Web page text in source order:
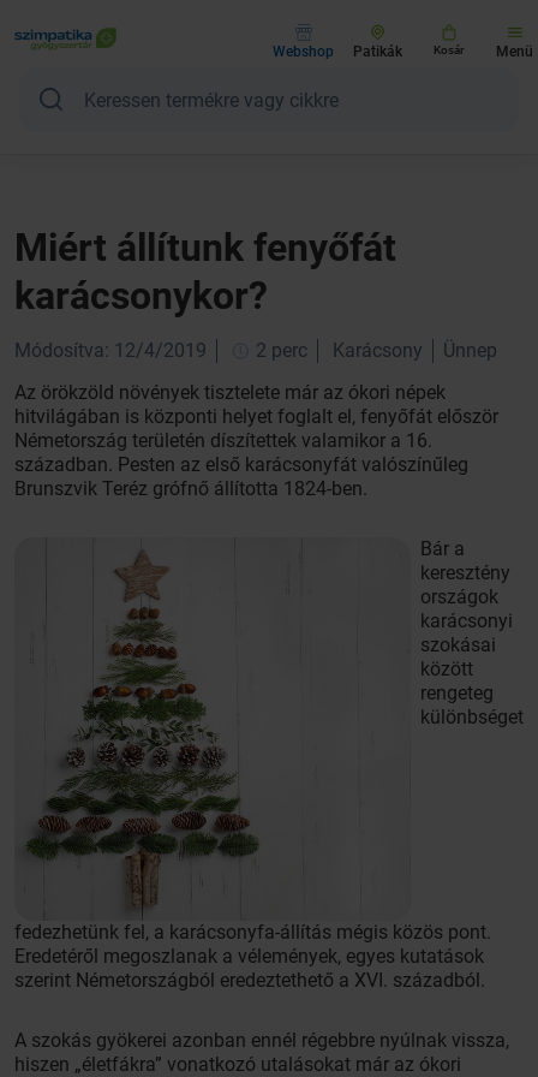
Webshop Patikák Kosár Menü
Miért állítunk fenyőfát
karácsonykor?
Módosítva: 12/4/2019 2 perc Karácsony
Ünnep
Az örökzöld növények tisztelete már az ókori népek
hitvilágában is központi helyet foglalt el, fenyőfát először
Németország területén díszítettek valamikor a 16.
században. Pesten az első karácsonyfát valószínűleg
Brunszvik Teréz grófnő állította 1824-ben.
Bár a
keresztény
országok
karácsonyi
szokásai
között
rengeteg
különbséget
fedezhetünk fel, a karácsonyfa-állítás mégis közös pont.
Eredetéről megoszlanak a vélemények, egyes kutatások
szerint Németországból eredeztethető a XVI. századból.
A szokás gyökerei azonban ennél régebbre nyúlnak vissza,
hiszen „életfákra” vonatkozó utalásokat már az ókori